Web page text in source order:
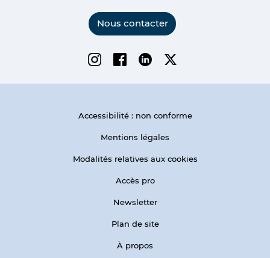
Nous contacter
InstagramFacebookLinkedinTwitter
Accessibilité : non conforme
Mentions légales
Modalités relatives aux cookies
Accès pro
Newsletter
Plan de site
À propos